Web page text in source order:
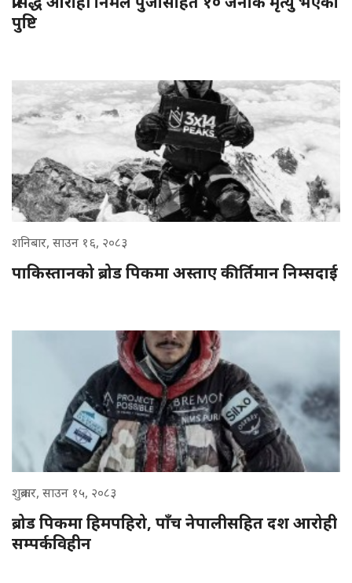
पुष्टि
शनिबार, साउन १६, २०८३
पाकिस्तानको ब्रोड पिकमा अस्ताए कीर्तिमान निम्सदाई
शुक्रबार, साउन १५, २०८३
ब्रोड पिकमा हिमपहिरो, पाँच नेपालीसहित दश आरोही
सम्पर्कविहीन